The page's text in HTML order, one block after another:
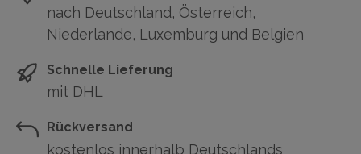
nach Deutschland, Österreich,
Niederlande, Luxemburg und Belgien
Schnelle Lieferung
mit DHL
Rückversand
kostenlos innerhalb Deutschlands